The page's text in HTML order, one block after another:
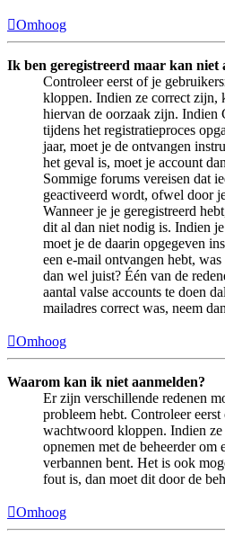
Omhoog
Ik ben geregistreerd maar kan niet
Controleer eerst of je
kloppen. Indien ze correct zijn,
hiervan de oorzaak zijn. Indien
tijdens het registratieproces
jaar, moet je de ontvangen
het geval is, moet je account
Sommige forums vereisen dat
geactiveerd wordt, ofwel door
Wanneer je je geregistreerd
dit al dan niet nodig is. Indien
moet je de daarin opgegeven
een e-mail ontvangen hebt,
dan wel juist? Één van de
aantal valse accounts te doen
mailadres correct was, neem
Omhoog
Waarom kan ik niet aanmelden?
Er zijn verschillende redenen
probleem hebt. Controleer
wachtwoord kloppen. Indien
opnemen met de beheerder
verbannen bent. Het is ook
fout is, dan moet dit door de
Omhoog